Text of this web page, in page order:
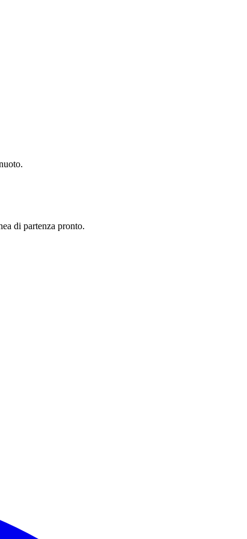
di partenza pronto.